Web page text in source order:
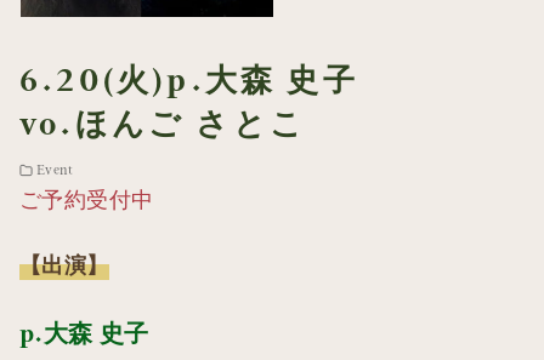
6.20(火)p.大森 史子
vo.ほんご さとこ
Event
ご予約受付中
【出演】
p.大森 史子